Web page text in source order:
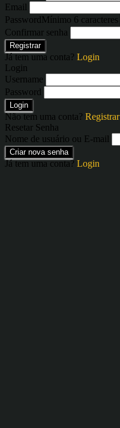
Email
PasswordMínimo 6 caracteres
Confirmar senha
Registrar
Já tem uma conta? Login
Login
Username
Password
Login
Não tem uma conta? Registrar
Resetar Senha
Nome de usuário ou E-mail
Criar nova senha
Já tem uma conta? Login